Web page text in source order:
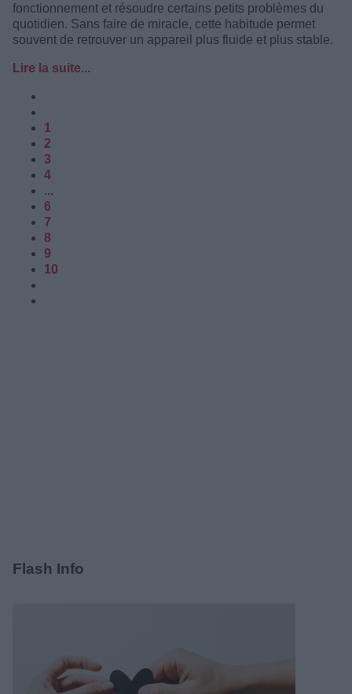
fonctionnement et résoudre certains petits problèmes du
quotidien. Sans faire de miracle, cette habitude permet
souvent de retrouver un appareil plus fluide et plus stable.
Lire la suite...
1
2
3
4
...
6
7
8
9
10
Flash Info